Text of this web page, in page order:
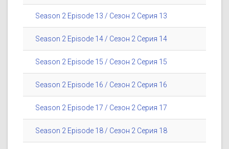
Season 2 Episode 13 / Сезон 2 Серия 13
Season 2 Episode 14 / Сезон 2 Серия 14
Season 2 Episode 15 / Сезон 2 Серия 15
Season 2 Episode 16 / Сезон 2 Серия 16
Season 2 Episode 17 / Сезон 2 Серия 17
Season 2 Episode 18 / Сезон 2 Серия 18